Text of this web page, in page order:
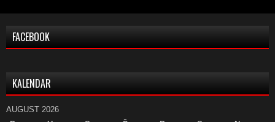
FACEBOOK
KALENDAR
AUGUST 2026